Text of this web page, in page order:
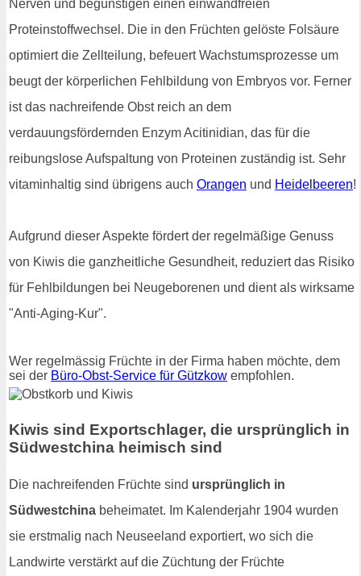
Nerven und begünstigen einen einwandfreien
Proteinstoffwechsel. Die in den Früchten gelöste Folsäure
optimiert die Zellteilung, befeuert Wachstumsprozesse um
beugt der körperlichen Fehlbildung von Embryos vor. Ferner
ist das nachreifende Obst reich an dem
verdauungsfördernden Enzym Acitinidian, das für die
reibungslose Aufspaltung von Proteinen zuständig ist. Sehr
vitaminhaltig sind übrigens auch Orangen und Heidelbeeren!
Aufgrund dieser Aspekte fördert der regelmäßige Genuss
von Kiwis die ganzheitliche Gesundheit, reduziert das Risiko
für Fehlbildungen bei Neugeborenen und dient als wirksame
"Anti-Aging-Kur".
Wer regelmässig Früchte in der Firma haben möchte, dem
sei der Büro-Obst-Service für Gützkow empfohlen.
Kiwis sind Exportschlager, die ursprünglich in
Südwestchina heimisch sind
Die nachreifenden Früchte sind ursprünglich in
Südwestchina beheimatet. Im Kalenderjahr 1904 wurden
sie erstmalig nach Neuseeland exportiert, wo sich die
Landwirte verstärkt auf die Züchtung der Früchte